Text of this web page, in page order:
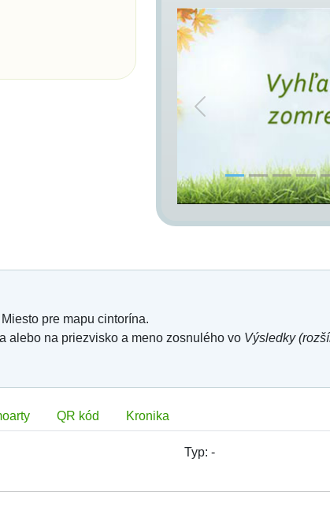
Previous
Miesto pre mapu cintorína.
alebo na priezvisko a meno zosnulého vo Výsledky
QR kód Kronika
Typ: -